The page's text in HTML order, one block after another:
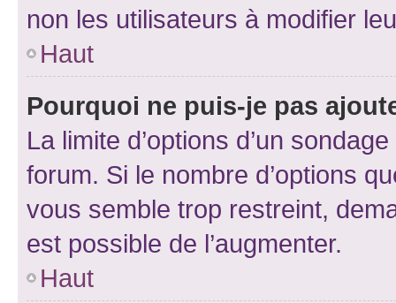
non les utilisateurs à modifier
Haut
Pourquoi ne puis-je pas
La limite d’options d’un
forum. Si le nombre d’options
vous semble trop restreint,
est possible de l’augmenter.
Haut